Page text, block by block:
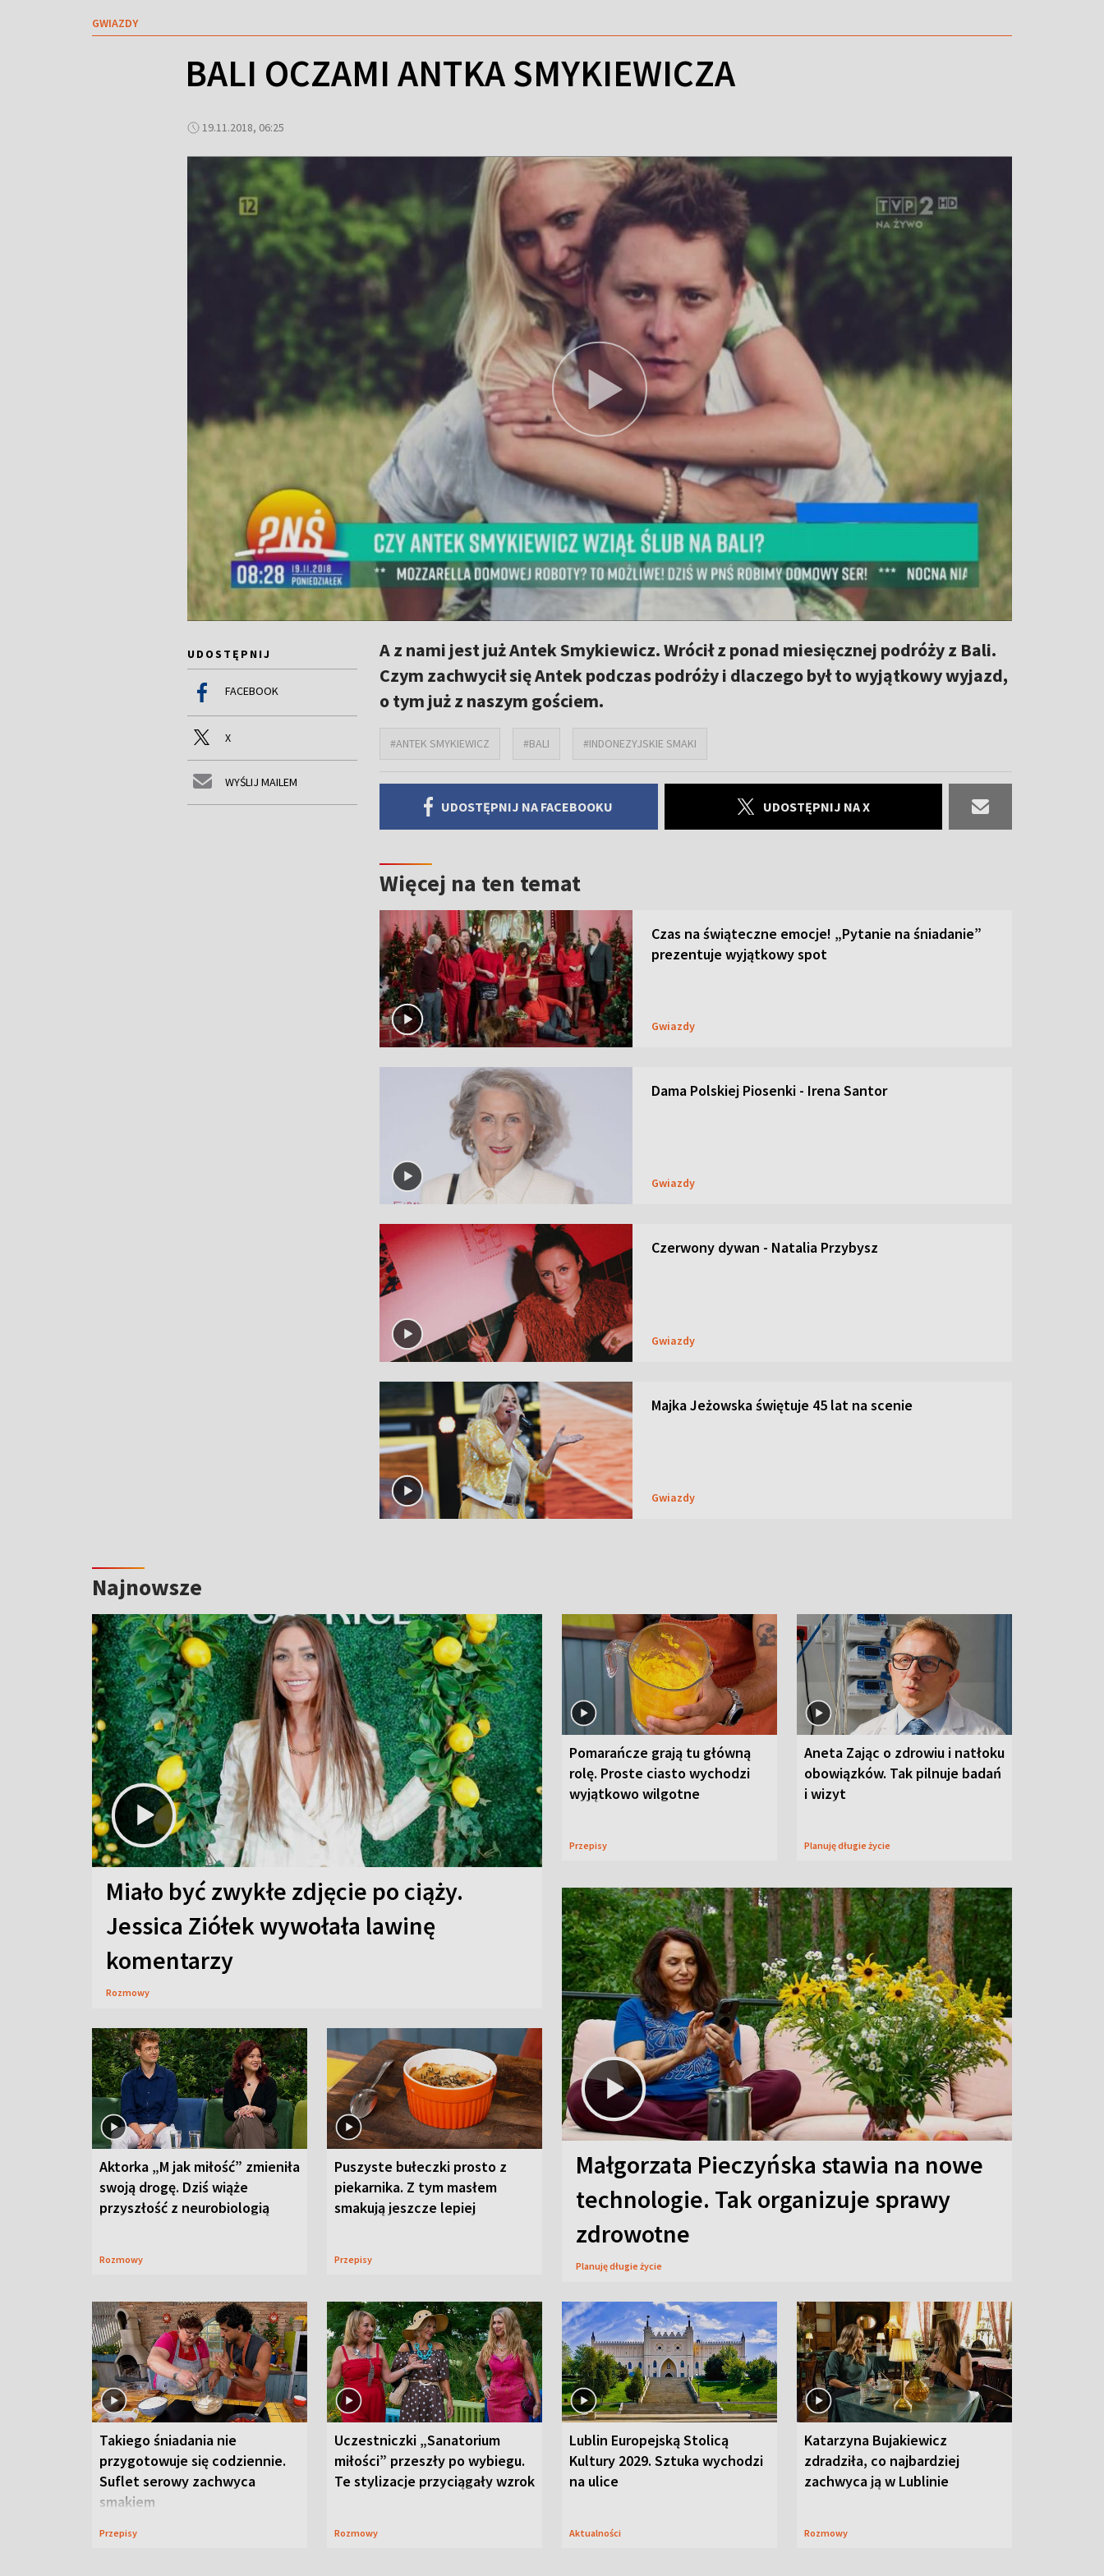
GWIAZDY
BALI OCZAMI ANTKA SMYKIEWICZA
19.11.2018, 06:25
UDOSTĘPNIJ
FACEBOOK
X
WYŚLIJ MAILEM
A z nami jest już Antek Smykiewicz. Wrócił z ponad miesięcznej podróży z Bali.
Czym zachwycił się Antek podczas podróży i dlaczego był to wyjątkowy wyjazd,
o tym już z naszym gościem.
#ANTEK SMYKIEWICZ #BALI #INDONEZYJSKIE SMAKI
UDOSTĘPNIJ NA FACEBOOKU UDOSTĘPNIJ NA X
Więcej na ten temat
Czas na świąteczne emocje! „Pytanie na śniadanie”
prezentuje wyjątkowy spot
Gwiazdy
Dama Polskiej Piosenki - Irena Santor
Gwiazdy
Czerwony dywan - Natalia Przybysz
Gwiazdy
Majka Jeżowska świętuje 45 lat na scenie
Gwiazdy
Najnowsze
Miało być zwykłe zdjęcie po ciąży.
Jessica Ziółek wywołała lawinę
komentarzy
Rozmowy
Pomarańcze grają tu główną
rolę. Proste ciasto wychodzi
wyjątkowo wilgotne
Przepisy
Aneta Zając o zdrowiu i natłoku
obowiązków. Tak pilnuje badań
i wizyt
Planuję długie życie
Aktorka „M jak miłość” zmieniła
swoją drogę. Dziś wiąże
przyszłość z neurobiologią
Rozmowy
Puszyste bułeczki prosto z
piekarnika. Z tym masłem
smakują jeszcze lepiej
Przepisy
Małgorzata Pieczyńska stawia na nowe
technologie. Tak organizuje sprawy
zdrowotne
Planuję długie życie
Takiego śniadania nie
przygotowuje się codziennie.
Suflet serowy zachwyca
smakiem
Przepisy
Uczestniczki „Sanatorium
miłości” przeszły po wybiegu.
Te stylizacje przyciągały wzrok
Rozmowy
Lublin Europejską Stolicą
Kultury 2029. Sztuka wychodzi
na ulice
Aktualności
Katarzyna Bujakiewicz
zdradziła, co najbardziej
zachwyca ją w Lublinie
Rozmowy